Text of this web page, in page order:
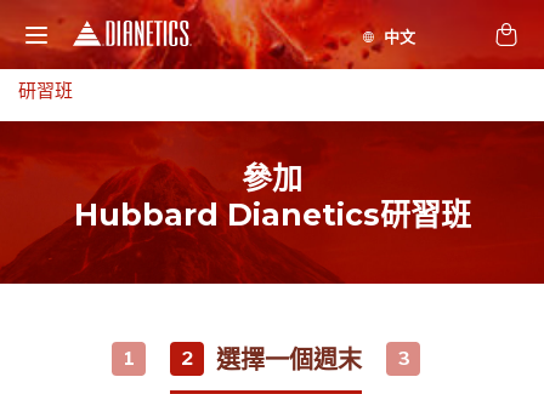
研習班
參加
Hubbard Dianetics研習班
1 2 選擇一個週末 3